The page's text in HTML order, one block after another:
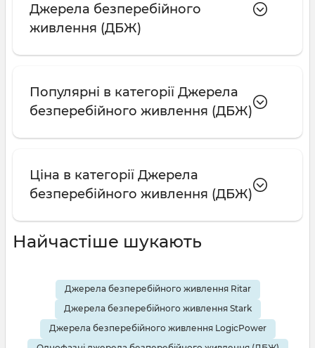
Джерела безперебійного
живлення (ДБЖ)
Популярні в категорії Джерела
безперебійного живлення (ДБЖ)
Ціна в категорії Джерела
безперебійного живлення (ДБЖ)
Найчастіше шукають
Джерела безперебійного живлення Ritar
Джерела безперебійного живлення Stark
Джерела безперебійного живлення LogicPower